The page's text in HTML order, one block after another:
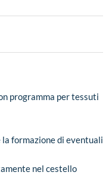
programma per tessuti
formazione di eventuali
nel cestello